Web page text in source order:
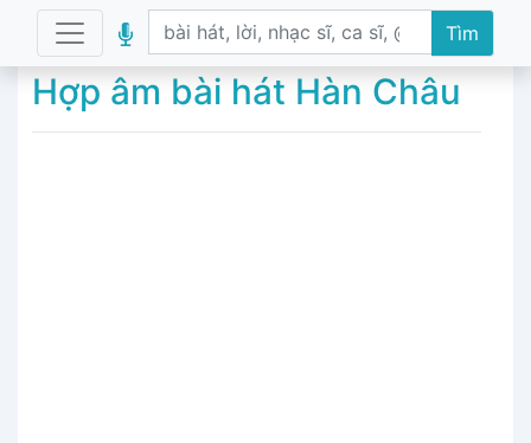
Tìm
Hợp âm bài hát Hàn Châu